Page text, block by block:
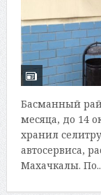
Басманный
месяца, до 14
хранил
автосервиса,
Махачкалы.